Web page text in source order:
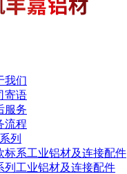
我们
寄语
服务
流程
列
标系工业铝材及连接配件
列工业铝材及连接配件